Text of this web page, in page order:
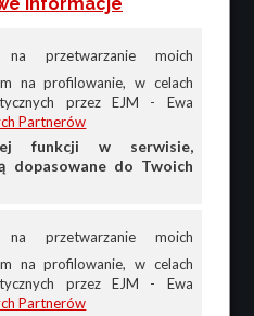
na przetwarzanie moich
na profilowanie, w celach
przez EJM - Ewa
Partnerów
funkcji w serwisie,
dopasowane do Twoich
na przetwarzanie moich
na profilowanie, w celach
przez EJM - Ewa
Partnerów